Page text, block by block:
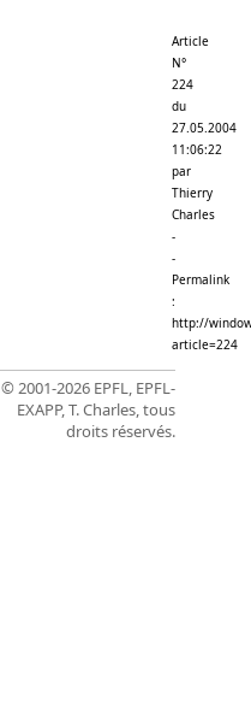
Article
N°
224
du
27.05.2004
11:06:22
par
Thierry
Charles
-
-
Permalink
:
http://
article=224
© 2001-2026 EPFL, EPFL-
EXAPP, T. Charles, tous
droits réservés.